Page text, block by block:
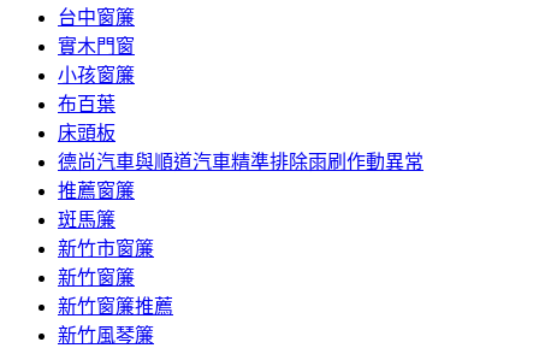
台中窗簾
實木門窗
小孩窗簾
布百葉
床頭板
德尚汽車與順道汽車精準排除雨刷作動異常
推薦窗簾
斑馬簾
新竹市窗簾
新竹窗簾
新竹窗簾推薦
新竹風琴簾